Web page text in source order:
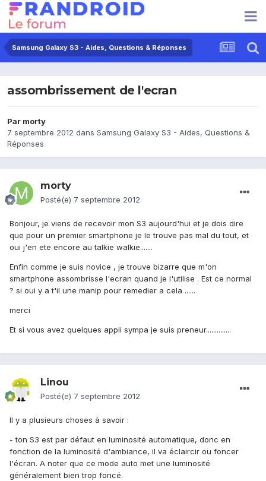
Samsung Galaxy S3 - Aides, Questions & Réponses
assombrissement de l'ecran
Par morty
7 septembre 2012 dans Samsung Galaxy S3 - Aides, Questions &
Réponses
morty
Posté(e) 7 septembre 2012
Bonjour, je viens de recevoir mon S3 aujourd'hui et je dois dire
que pour un premier smartphone je le trouve pas mal du tout, et
oui j'en ete encore au talkie walkie.......
Enfin comme je suis novice , je trouve bizarre que m'on
smartphone assombrisse l'ecran quand je l'utilise . Est ce normal
? si oui y a t'il une manip pour remedier a cela ......
merci
Et si vous avez quelques appli sympa je suis preneur..............
Linou
Posté(e) 7 septembre 2012
Il y a plusieurs choses à savoir :
- ton S3 est par défaut en luminosité automatique, donc en
fonction de la luminosité d'ambiance, il va éclaircir ou foncer
l'écran. A noter que ce mode auto met une luminosité
généralement bien trop foncé.